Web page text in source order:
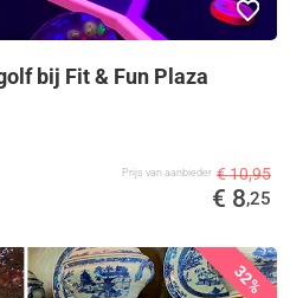
bij Fit & Fun Plaza
Prijs van aanbieder € 10,95
€ 8,25
32%